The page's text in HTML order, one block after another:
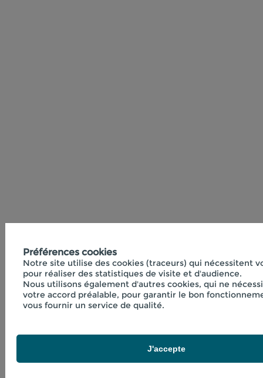
Préférences cookies
Notre site utilise des cookies (traceurs) qui nécessitent
pour réaliser des statistiques de visite et d'audience.
Nous utilisons également d'autres cookies, qui ne
votre accord préalable, pour garantir le bon
vous fournir un service de qualité.
J'accepte